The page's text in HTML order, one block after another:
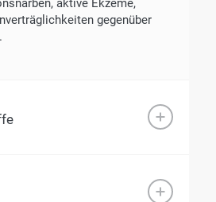
aktive Ekzeme,
gegenüber